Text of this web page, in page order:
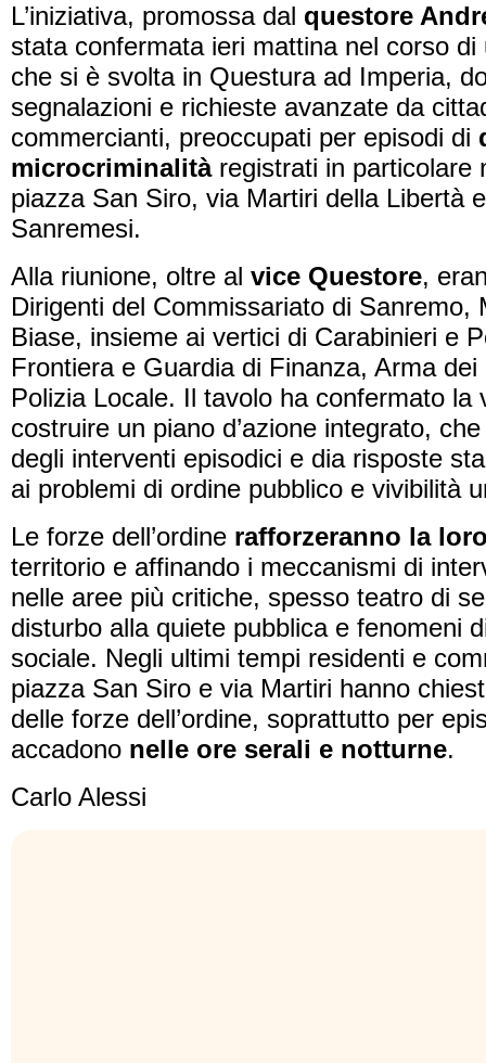
L’iniziativa, promossa dal questore
stata confermata ieri mattina nel corso
che si è svolta in Questura ad Imperia,
segnalazioni e richieste avanzate da
commercianti, preoccupati per episodi di
microcriminalità registrati in particolare
piazza San Siro, via Martiri della Libertà
Sanremesi.
Alla riunione, oltre al vice Questore,
Dirigenti del Commissariato di Sanremo,
Biase, insieme ai vertici di Carabinieri e
Frontiera e Guardia di Finanza, Arma dei
Polizia Locale. Il tavolo ha confermato la
costruire un piano d’azione integrato,
degli interventi episodici e dia risposte
ai problemi di ordine pubblico e vivibilità
Le forze dell’ordine rafforzeranno la
territorio e affinando i meccanismi di
nelle aree più critiche, spesso teatro di
disturbo alla quiete pubblica e fenomeni
sociale. Negli ultimi tempi residenti e
piazza San Siro e via Martiri hanno
delle forze dell’ordine, soprattutto per
accadono nelle ore serali e notturne.
Carlo Alessi